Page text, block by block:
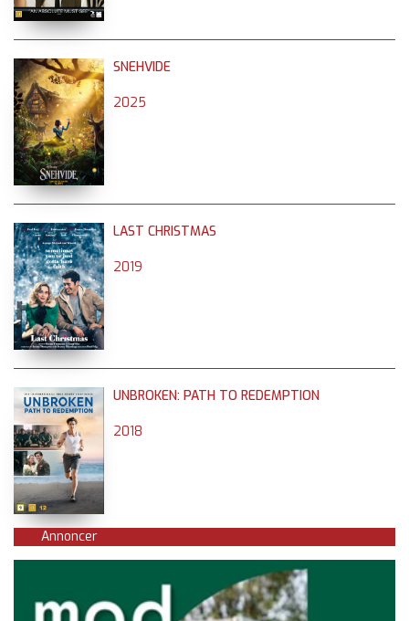
SNEHVIDE
2025
LAST CHRISTMAS
2019
UNBROKEN: PATH TO REDEMPTION
2018
Annoncer